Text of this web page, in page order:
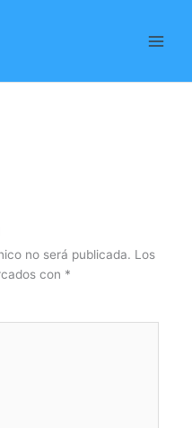
no será publicada. Los
con *